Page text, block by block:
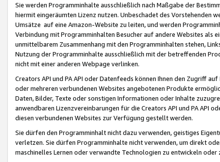
Sie werden Programminhalte ausschließlich nach Maßgabe der
hiermit eingeräumten Lizenz nutzen. Unbeschadet des Vorstehenden
Umsätze auf eine Amazon-Website zu leiten, und werden
Verbindung mit Programminhalten Besucher auf andere Websites als
unmittelbarem Zusammenhang mit den Programminhalten stehen,
Nutzung der Programminhalte ausschließlich mit der betreffenden
nicht mit einer anderen Webpage verlinken.
Creators API und PA API oder Datenfeeds können Ihnen den Zugriff
oder mehreren verbundenen Websites angebotenen Produkte
Daten, Bilder, Texte oder sonstigen Informationen oder Inhalte
anwendbaren Lizenzvereinbarungen für die Creators API und PA API
diesen verbundenen Websites zur Verfügung gestellt werden.
Sie dürfen den Programminhalt nicht dazu verwenden, geistiges
verletzen. Sie dürfen Programminhalte nicht verwenden, um direkt
maschinelles Lernen oder verwandte Technologien zu entwickeln